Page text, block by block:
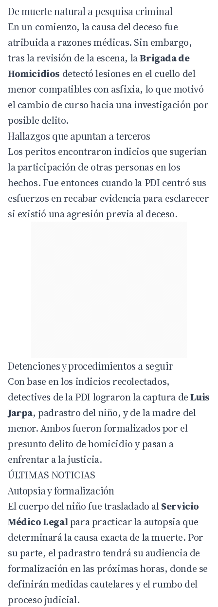
De muerte natural a pesquisa criminal
En un comienzo, la causa del deceso fue
atribuida a razones médicas. Sin embargo,
tras la revisión de la escena, laBrigada de
Homicidios detectó lesiones en el cuello del
menor compatibles con asfixia, lo que motivó
el cambio de curso hacia una investigación por
posible delito.
Hallazgos que apuntan a terceros
Los peritos encontraron indicios que sugerían
la participación de otras personas en los
hechos. Fue entonces cuando la PDI centró sus
esfuerzos en recabar evidencia para esclarecer
si existió una agresión previa al deceso.
Detenciones y procedimientos a seguir
Con base en los indicios recolectados,
detectives de laPDI lograron la captura deLuis
Jarpa, padrastro del niño, y de la madre del
menor. Ambos fueron formalizados por el
presunto delito de homicidio y pasan a
enfrentar a la justicia.
ÚLTIMAS NOTICIAS
Autopsia y formalización
El cuerpo del niño fue trasladado alServicio
Médico Legalpara practicar la autopsia que
determinará la causa exacta de la muerte. Por
su parte, el padrastro tendrá su audiencia de
formalización en las próximas horas, donde se
definirán medidas cautelares y el rumbo del
proceso judicial.